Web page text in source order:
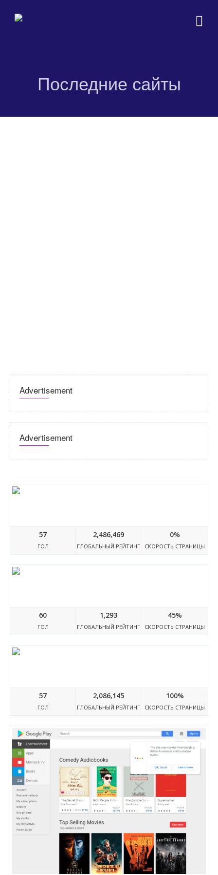
Последние сайты
Advertisement
Advertisement
57
ГОЛ
2,486,469
ГЛОБАЛЬНЫЙ РЕЙТИНГ
0%
СКОРОСТЬ СТРАНИЦЫ
60
ГОЛ
1,293
ГЛОБАЛЬНЫЙ РЕЙТИНГ
45%
СКОРОСТЬ СТРАНИЦЫ
57
ГОЛ
2,086,145
ГЛОБАЛЬНЫЙ РЕЙТИНГ
100%
СКОРОСТЬ СТРАНИЦЫ